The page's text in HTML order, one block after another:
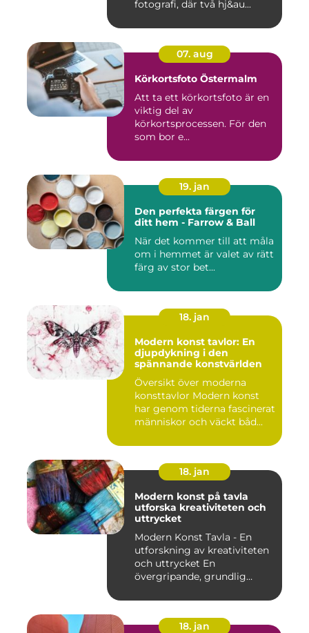
fotografi, där två hj&au...
07. aug
Körkortsfoto Östermalm
Att ta ett körkortsfoto är en
viktig del av
körkortsprocessen. För den
som bor e...
19. jan
Den perfekta färgen för
ditt hem - Farrow & Ball
När det kommer till att måla
om i hemmet är valet av rätt
färg av stor bet...
18. jan
Modern konst tavlor: En
djupdykning i den
spännande konstvärlden
Översikt över moderna
konsttavlor Modern konst
har genom tiderna fascinerat
människor och väckt båd...
18. jan
Modern konst på tavla
utforska kreativiteten och
uttrycket
Modern Konst Tavla - En
utforskning av kreativiteten
och uttrycket En
övergripande, grundlig
18. jan